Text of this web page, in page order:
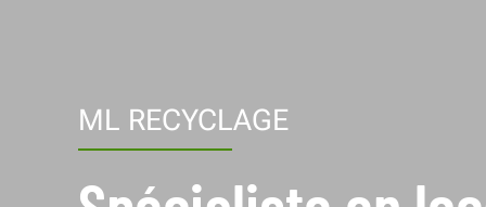
ML RECYCLAGE